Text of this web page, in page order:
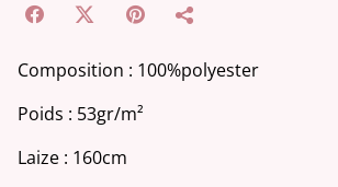
Composition : 100%polyester
Poids : 53gr/m²
Laize : 160cm